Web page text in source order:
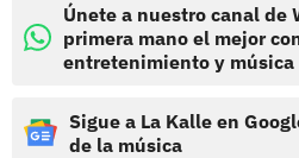
Únete a nuestro canal de
primera mano el mejor
entretenimiento y música
Sigue a La Kalle en
de la música